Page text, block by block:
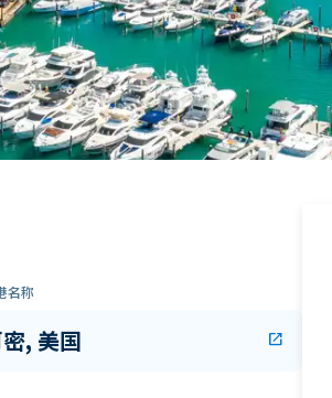
名称
, 美国 open_in_new